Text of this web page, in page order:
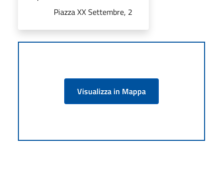
Piazza XX Settembre, 2
Visualizza in Mappa